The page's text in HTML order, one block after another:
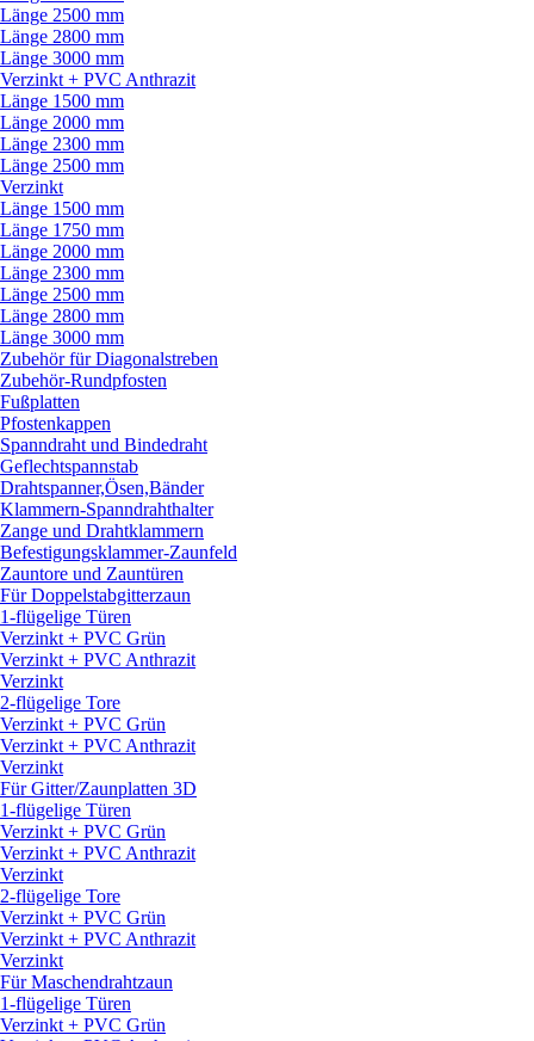
Länge 2500 mm
Länge 2800 mm
Länge 3000 mm
Verzinkt + PVC Anthrazit
Länge 1500 mm
Länge 2000 mm
Länge 2300 mm
Länge 2500 mm
Verzinkt
Länge 1500 mm
Länge 1750 mm
Länge 2000 mm
Länge 2300 mm
Länge 2500 mm
Länge 2800 mm
Länge 3000 mm
Zubehör für Diagonalstreben
Zubehör-Rundpfosten
Fußplatten
Pfostenkappen
Spanndraht und Bindedraht
Geflechtspannstab
Drahtspanner,Ösen,Bänder
Klammern-Spanndrahthalter
Zange und Drahtklammern
Befestigungsklammer-Zaunfeld
Zauntore und Zauntüren
Für Doppelstabgitterzaun
1-flügelige Türen
Verzinkt + PVC Grün
Verzinkt + PVC Anthrazit
Verzinkt
2-flügelige Tore
Verzinkt + PVC Grün
Verzinkt + PVC Anthrazit
Verzinkt
Für Gitter/Zaunplatten 3D
1-flügelige Türen
Verzinkt + PVC Grün
Verzinkt + PVC Anthrazit
Verzinkt
2-flügelige Tore
Verzinkt + PVC Grün
Verzinkt + PVC Anthrazit
Verzinkt
Für Maschendrahtzaun
1-flügelige Türen
Verzinkt + PVC Grün